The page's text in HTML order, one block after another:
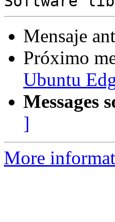
Mensaje
Próximo
Ubuntu
Messages
]
More